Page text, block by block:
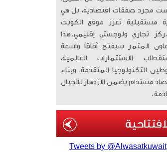
مجرد صفقات اقتصادية، بل هي
مستقبلية تعزز موقع الكويت
تجاري ولوجستي إقليمي. ​هذا
المثمر سيفتح آفاقاً واسعة
الاستثمارات العالمية،
التكنولوجيا المتقدمة، وبناء
مستدام يضمن الازدهار للأجيال
Tweets by @Alwasatkuwait